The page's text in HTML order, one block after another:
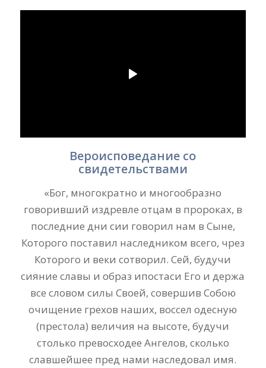
Вероисповедание со
свидетельствами
«Бог, многократно и многообразно
говоривший издревле отцам в пророках, в
последние дни сии говорил нам в Сыне,
Которого поставил наследником всего, чрез
Которого и веки сотворил. Сей, будучи
сияние славы и образ ипостаси Его и держа
все словом силы Своей, совершив Собою
очищение грехов наших, воссел одесную
(престола) величия на высоте, будучи
столько превосходее Ангелов, сколько
славшейшее пред нами наследовал имя.